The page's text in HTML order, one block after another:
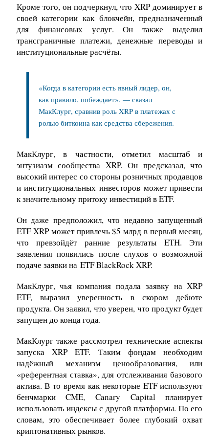
Кроме того, он подчеркнул, что XRP доминирует в
своей категории как блокчейн, предназначенный
для финансовых услуг. Он также выделил
трансграничные платежи, денежные переводы и
институциональные расчёты.
«Когда в категории есть явный лидер, он,
как правило, побеждает», — сказал
МакКлург, сравнив роль XRP в платежах с
ролью биткоина как средства сбережения.
МакКлург, в частности, отметил масштаб и
энтузиазм сообщества XRP. Он предсказал, что
высокий интерес со стороны розничных продавцов
и институциональных инвесторов может привести
к значительному притоку инвестиций в ETF.
Он даже предположил, что недавно запущенный
ETF XRP может привлечь $5 млрд в первый месяц,
что превзойдёт ранние результаты ETH. Эти
заявления появились после слухов о возможной
подаче заявки на ETF BlackRock XRP.
МакКлург, чья компания подала заявку на XRP
ETF, выразил уверенность в скором дебюте
продукта. Он заявил, что уверен, что продукт будет
запущен до конца года.
МакКлург также рассмотрел технические аспекты
запуска XRP ETF. Таким фондам необходим
надёжный механизм ценообразования, или
«референтная ставка», для отслеживания базового
актива. В то время как некоторые ETF используют
бенчмарки CME, Canary Capital планирует
использовать индексы с другой платформы. По его
словам, это обеспечивает более глубокий охват
криптонативных рынков.